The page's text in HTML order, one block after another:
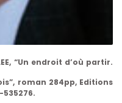
“Un endroit d’où partir.
roman 284pp, Editions
535276.